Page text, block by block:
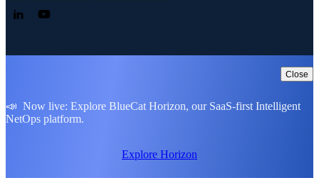
Follow us on LinkedIn
Follow us on YouTube
Close
📣 Now live: Explore BlueCat Horizon, our SaaS-first Intelligent
NetOps platform.
Explore Horizon